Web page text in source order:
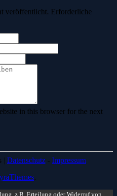
veröffentlicht. Erforderliche
in this browser for the next
| Datenschutz - Impressum
.
z.B. Erteilung oder Widerruf von